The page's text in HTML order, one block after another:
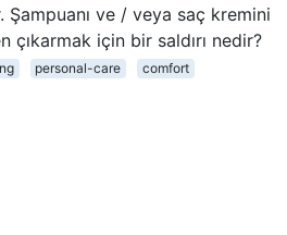
Şampuanı ve / veya saç kremini
çıkarmak için bir saldırı nedir?
personal-care comfort